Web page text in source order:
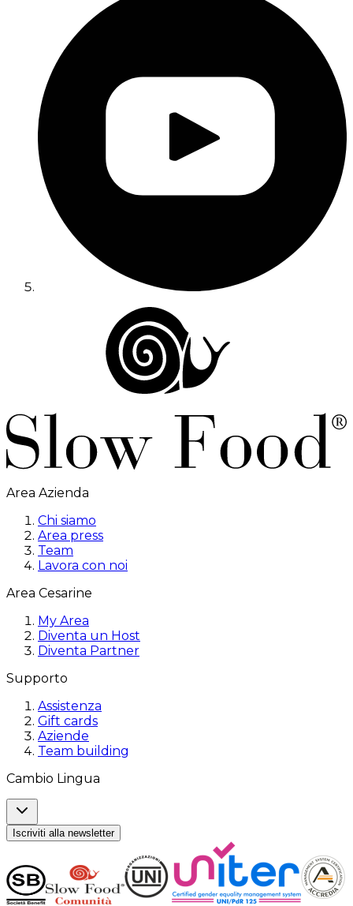
Area Azienda
Chi siamo
Area press
Team
Lavora con noi
Area Cesarine
My Area
Diventa un Host
Diventa Partner
Supporto
Assistenza
Gift cards
Aziende
Team building
Cambio Lingua
Iscriviti alla newsletter